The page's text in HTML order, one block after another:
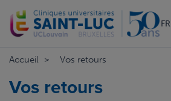
au
contenu
FR
Accueil Vos retours
Vos retours